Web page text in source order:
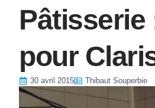
Pâtisserie
pour
30 avril 2015 Thibaut Souperbie